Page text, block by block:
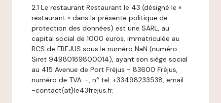
2.1 Le restaurant Restaurant le 43 (désigné le «
restaurant » dans la présente politique de
protection des données) est une SARL, au
capital social de 1000 euros, immatriculée au
RCS de FREJUS sous le numéro NaN (numéro
Siret 94980189800014), ayant son siège social
au 415 Avenue de Port Fréjus - 83600 Fréjus,
numéro de TVA: -, n° tel: +33498233538, email:
-contact{at}le43frejus.fr.